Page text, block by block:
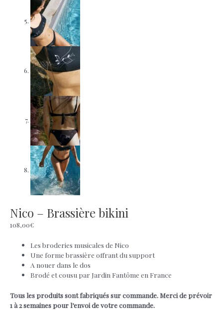
Nico – Brassière bikini
108,00€
Les broderies musicales de Nico
Une forme brassière offrant du support
A nouer dans le dos
Brodé et cousu par Jardin Fantôme en France
Tous les produits sont fabriqués sur commande. Merci de prévoir
1 à 2 semaines pour l’envoi de votre commande.